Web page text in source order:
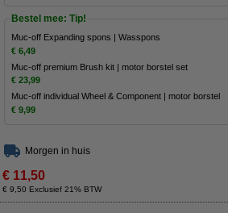
Bestel mee: Tip!
Muc-off Expanding spons | Wasspons
€ 6,49
Muc-off premium Brush kit | motor borstel set
€ 23,99
Muc-off individual Wheel & Component | motor borstel
€ 9,99
Morgen in huis
€ 11,50
€ 9,50 Exclusief 21% BTW